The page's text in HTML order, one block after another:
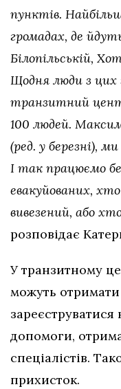
пунктів.
громадах, де
Білопільській,
Щодня люди з цих
транзитний
100 людей.
(ред. у березні),
І так працюємо
евакуйованих,
вивезений, або
розповідає
У транзитному
можуть отримати
допомоги,
спеціалістів.
прихисток.